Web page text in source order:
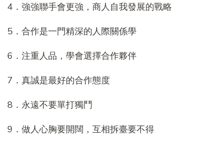
4．強強聯手會更強，商人自我發展的戰略
5．合作是一門精深的人際關係學
6．注重人品，學會選擇合作夥伴
7．真誠是最好的合作態度
8．永遠不要單打獨鬥
9．做人心胸要開闊，互相拆臺要不得